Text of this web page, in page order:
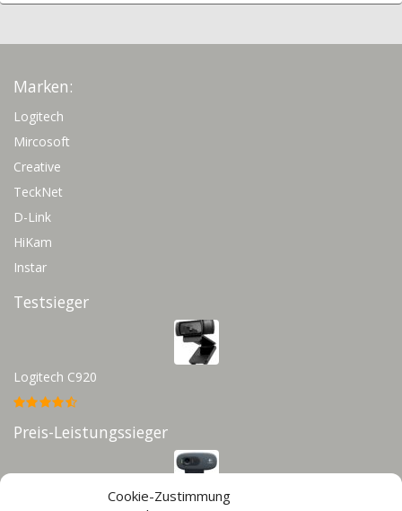
Cookie-Zustimmung
Marken:
Logitech
Mircosoft
Creative
TeckNet
D-Link
HiKam
Instar
Testsieger
Logitech C920
Preis-Leistungssieger